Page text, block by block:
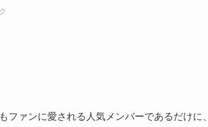
ァンに愛される人気メンバーであるだけに、